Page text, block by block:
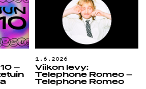
–
1.6.2026
Viikon levy:
Telephone Romeo –
Telephone Romeo